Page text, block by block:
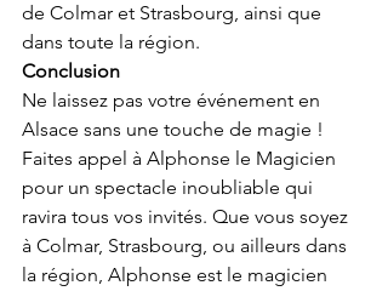
de Colmar et Strasbourg, ainsi que
dans toute la région.
Conclusion
Ne laissez pas votre événement en
Alsace sans une touche de magie !
Faites appel à Alphonse le Magicien
pour un spectacle inoubliable qui
ravira tous vos invités. Que vous soyez
à Colmar, Strasbourg, ou ailleurs dans
la région, Alphonse est le magicien